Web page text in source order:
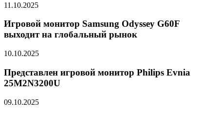
11.10.2025
Игровой монитор Samsung Odyssey G60F
выходит на глобальный рынок
10.10.2025
Представлен игровой монитор Philips Evnia
25M2N3200U
09.10.2025